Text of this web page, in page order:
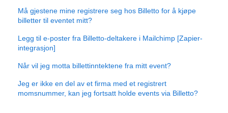
Må gjestene mine registrere seg hos Billetto for å kjøpe
billetter til eventet mitt?
Legg til e-poster fra Billetto-deltakere i Mailchimp [Zapier-
integrasjon]
Når vil jeg motta billettinntektene fra mitt event?
Jeg er ikke en del av et firma med et registrert
momsnummer, kan jeg fortsatt holde events via Billetto?